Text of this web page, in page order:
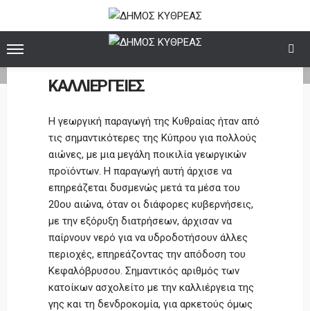
ΚΑΛΛΙΕΡΓΕΙΕΣ
ΚΑΛΛΙΕΡΓΕΙΕΣ
Η γεωργική παραγωγή της Κυθραίας ήταν από
τις σημαντικότερες της Κύπρου για πολλούς
αιώνες, με μια μεγάλη ποικιλία γεωργικών
προϊόντων. Η παραγωγή αυτή άρχισε να
επηρεάζεται δυσμενώς μετά τα μέσα του
20ου αιώνα, όταν οι διάφορες κυβερνήσεις,
με την εξόρυξη διατρήσεων, άρχισαν να
παίρνουν νερό για να υδροδοτήσουν άλλες
περιοχές, επηρεάζοντας την απόδοση του
Κεφαλόβρυσου. Σημαντικός αριθμός των
κατοίκων ασχολείτο με την καλλιέργεια της
γης και τη δενδροκομία, για αρκετούς όμως